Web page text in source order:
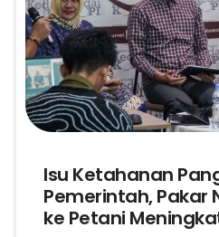
Isu Ketahanan
Pemerintah, Pakar
ke Petani